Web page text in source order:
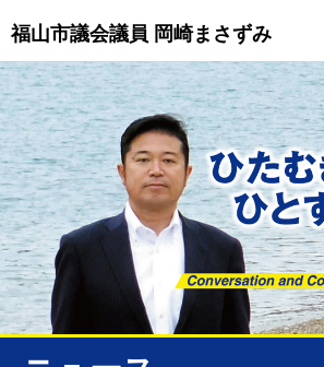
福山市議会議員 岡崎まさずみ
HOME
重要情報
プロフィール
ニュース/トピックス